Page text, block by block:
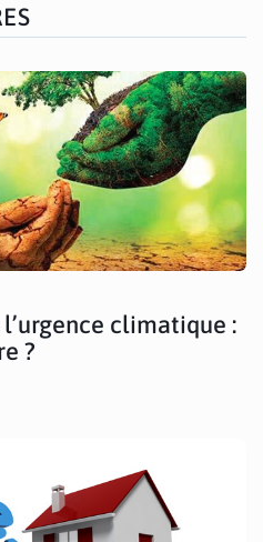
l’urgence climatique :
?